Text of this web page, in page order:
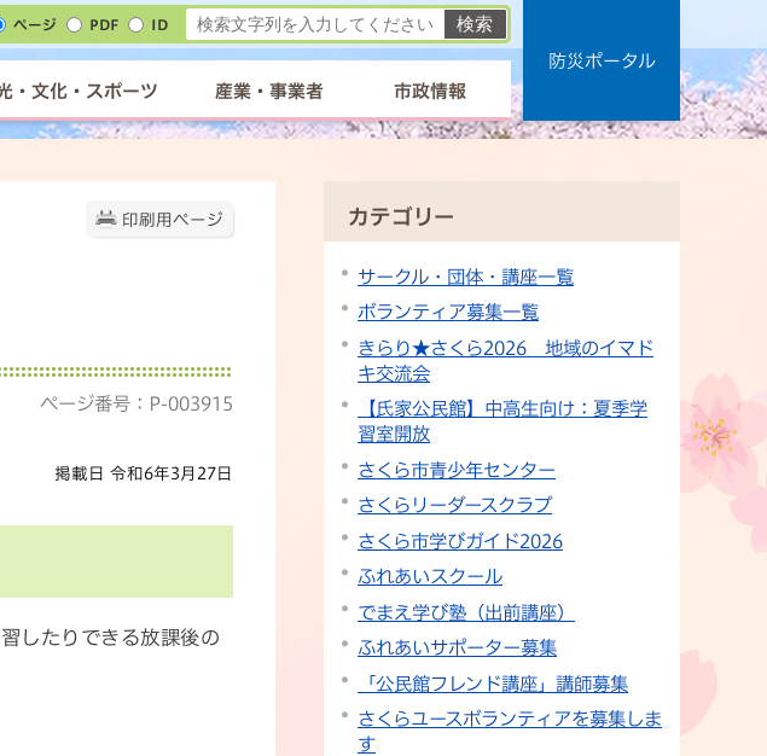
ページ PDF ID
・文化・スポーツ 産業・事業者 市政情報
防災ポータル
印刷用ページ
ページ番号：P-003915
掲載日 令和6年3月27日
したりできる放課後の
カテゴリー
サークル・団体・講座一覧
ボランティア募集一覧
きらり★さくら2026 地域のイマド
キ交流会
【氏家公民館】中高生向け：夏季学
習室開放
さくら市青少年センター
さくらリーダースクラブ
さくら市学びガイド2026
ふれあいスクール
でまえ学び塾（出前講座）
ふれあいサポーター募集
「公民館フレンド講座」講師募集
さくらユースボランティアを募集しま
す